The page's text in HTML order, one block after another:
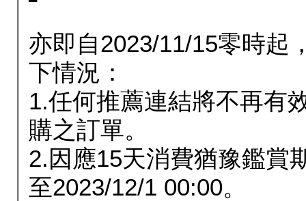
亦即自2023/11/15零時起
下情況：
1.任何推薦連結將不再有
購之訂單。
2.因應15天消費猶豫鑑賞
至2023/12/1 00:00。